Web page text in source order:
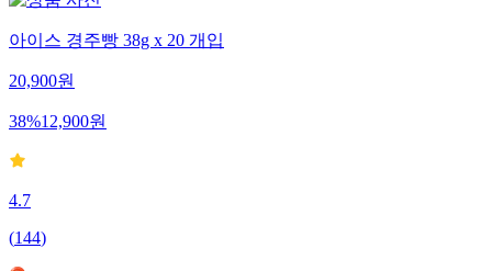
아이스 경주빵 38g x 20 개입
20,900원
38%12,900원
4.7
(144)